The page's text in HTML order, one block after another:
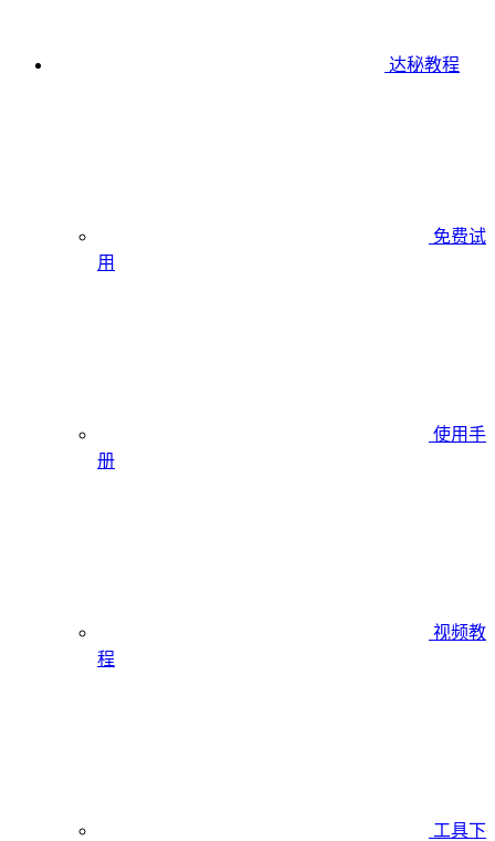
达秘教程
免费试
用
使用手
册
视频教
程
工具下